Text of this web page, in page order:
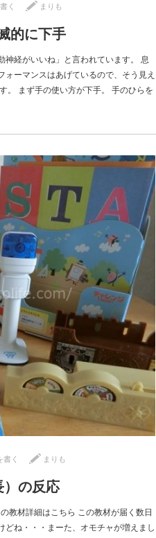
く まりも
的に下手
神経がいいね」と言われています。 息
ーマンスはあげているので、そう見え
。 まず手の使い方が下手。 手のひらを
書く まりも
）の反応
教材詳細はこちら この教材が届く数日
ね・・・まーた、オモチャが増えまし